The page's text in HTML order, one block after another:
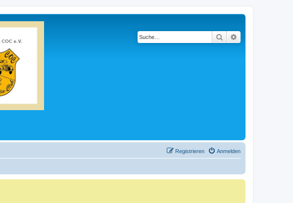
Suche
Anmelden
Registrieren